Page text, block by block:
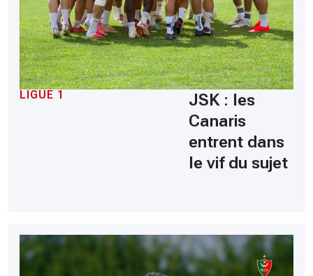
LIGUE 1
JSK : les
Canaris
entrent dans
le vif du sujet